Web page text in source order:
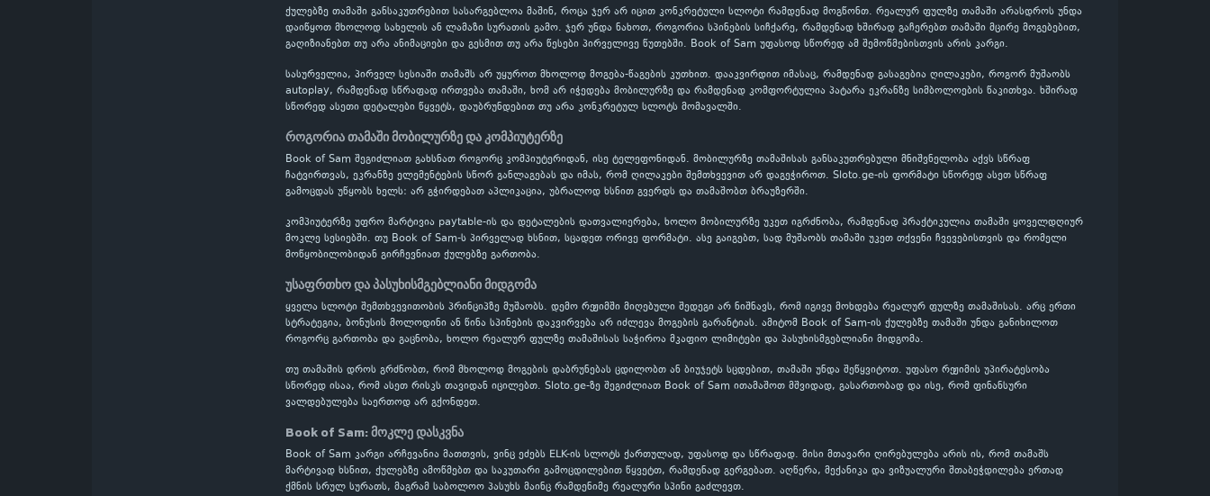
ქულებზე თამაში განსაკუთრებით სასარგებლოა მაშინ, როცა ჯერ არ იცით კონკრეტული სლოტი რამდენად მოგწონთ. რეალურ ფულზე თამაში არასდროს უნდა
დაიწყოთ მხოლოდ სახელის ან ლამაზი სურათის გამო. ჯერ უნდა ნახოთ, როგორია სპინების სიჩქარე, რამდენად ხშირად გაჩერებთ თამაში მცირე მოგებებით,
გაღიზიანებთ თუ არა ანიმაციები და გესმით თუ არა წესები პირველივე წუთებში. Book of Sam უფასოდ სწორედ ამ შემოწმებისთვის არის კარგი.
სასურველია, პირველ სესიაში თამაშს არ უყუროთ მხოლოდ მოგება-წაგების კუთხით. დააკვირდით იმასაც, რამდენად გასაგებია ღილაკები, როგორ მუშაობს
autoplay, რამდენად სწრაფად ირთვება თამაში, ხომ არ იჭედება მობილურზე და რამდენად კომფორტულია პატარა ეკრანზე სიმბოლოების წაკითხვა. ხშირად
სწორედ ასეთი დეტალები წყვეტს, დაუბრუნდებით თუ არა კონკრეტულ სლოტს მომავალში.
როგორია თამაში მობილურზე და კომპიუტერზე
Book of Sam შეგიძლიათ გახსნათ როგორც კომპიუტერიდან, ისე ტელეფონიდან. მობილურზე თამაშისას განსაკუთრებული მნიშვნელობა აქვს სწრაფ
ჩატვირთვას, ეკრანზე ელემენტების სწორ განლაგებას და იმას, რომ ღილაკები შემთხვევით არ დაგეჭიროთ. Sloto.ge-ის ფორმატი სწორედ ასეთ სწრაფ
გამოცდას უწყობს ხელს: არ გჭირდებათ აპლიკაცია, უბრალოდ ხსნით გვერდს და თამაშობთ ბრაუზერში.
კომპიუტერზე უფრო მარტივია paytable-ის და დეტალების დათვალიერება, ხოლო მობილურზე უკეთ იგრძნობა, რამდენად პრაქტიკულია თამაში ყოველდღიურ
მოკლე სესიებში. თუ Book of Sam-ს პირველად ხსნით, სცადეთ ორივე ფორმატი. ასე გაიგებთ, სად მუშაობს თამაში უკეთ თქვენი ჩვევებისთვის და რომელი
მოწყობილობიდან გირჩევნიათ ქულებზე გართობა.
უსაფრთხო და პასუხისმგებლიანი მიდგომა
ყველა სლოტი შემთხვევითობის პრინციპზე მუშაობს. დემო რეჟიმში მიღებული შედეგი არ ნიშნავს, რომ იგივე მოხდება რეალურ ფულზე თამაშისას. არც ერთი
სტრატეგია, ბონუსის მოლოდინი ან წინა სპინების დაკვირვება არ იძლევა მოგების გარანტიას. ამიტომ Book of Sam-ის ქულებზე თამაში უნდა განიხილოთ
როგორც გართობა და გაცნობა, ხოლო რეალურ ფულზე თამაშისას საჭიროა მკაფიო ლიმიტები და პასუხისმგებლიანი მიდგომა.
თუ თამაშის დროს გრძნობთ, რომ მხოლოდ მოგების დაბრუნებას ცდილობთ ან ბიუჯეტს სცდებით, თამაში უნდა შეწყვიტოთ. უფასო რეჟიმის უპირატესობა
სწორედ ისაა, რომ ასეთ რისკს თავიდან იცილებთ. Sloto.ge-ზე შეგიძლიათ Book of Sam ითამაშოთ მშვიდად, გასართობად და ისე, რომ ფინანსური
ვალდებულება საერთოდ არ გქონდეთ.
Book of Sam: მოკლე დასკვნა
Book of Sam კარგი არჩევანია მათთვის, ვინც ეძებს ELK-ის სლოტს ქართულად, უფასოდ და სწრაფად. მისი მთავარი ღირებულება არის ის, რომ თამაშს
მარტივად ხსნით, ქულებზე ამოწმებთ და საკუთარი გამოცდილებით წყვეტთ, რამდენად გერგებათ. აღწერა, მექანიკა და ვიზუალური შთაბეჭდილება ერთად
ქმნის სრულ სურათს, მაგრამ საბოლოო პასუხს მაინც რამდენიმე რეალური სპინი გაძლევთ.